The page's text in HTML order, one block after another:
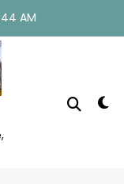
AM